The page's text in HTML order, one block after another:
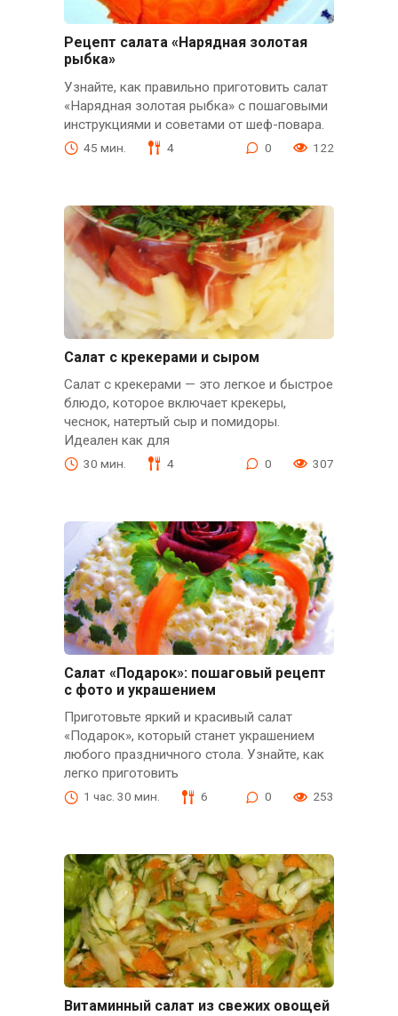
Рецепт салата «Нарядная золотая
рыбка»
Узнайте, как правильно приготовить салат
«Нарядная золотая рыбка» с пошаговыми
инструкциями и советами от шеф-повара.
45 мин. 4 0 122
Салат с крекерами и сыром
Салат с крекерами — это легкое и быстрое
блюдо, которое включает крекеры,
чеснок, натертый сыр и помидоры.
Идеален как для
30 мин. 4 0 307
Салат «Подарок»: пошаговый рецепт
с фото и украшением
Приготовьте яркий и красивый салат
«Подарок», который станет украшением
любого праздничного стола. Узнайте, как
легко приготовить
1 час. 30 мин. 6 0 253
Витаминный салат из свежих овощей